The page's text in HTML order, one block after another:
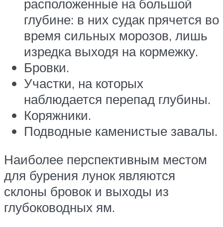
расположенные на большой
глубине: в них судак прячется во
время сильных морозов, лишь
изредка выходя на кормежку.
Бровки.
Участки, на которых
наблюдается перепад глубины.
Коряжники.
Подводные каменистые завалы.
Наиболее перспективным местом
для бурения лунок являются
склоны бровок и выходы из
глубоководных ям.